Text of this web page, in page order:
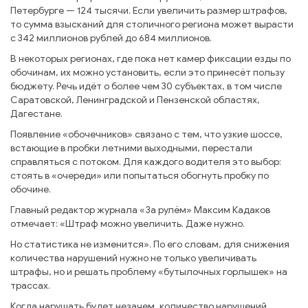
Петербурге — 124 тысячи. Если увеличить размер штрафов,
то сумма взысканий для столичного региона может вырасти
с 342 миллионов рублей до 684 миллионов.
В некоторых регионах, где пока нет камер фиксации езды по
обочинам, их можно установить, если это принесёт пользу
бюджету. Речь идёт о более чем 30 субъектах, в том числе
Саратовской, Ленинградской и Пензенской областях,
Дагестане.
Появление «обочечников» связано с тем, что узкие шоссе,
встающие в пробки летними выходными, перестали
справляться с потоком. Для каждого водителя это выбор:
стоять в «очереди» или попытаться обогнуть пробку по
обочине.
Главный редактор журнала «За рулём» Максим Кадаков
отмечает: «Штраф можно увеличить. Даже нужно.
Но статистика не изменится». По его словам, для снижения
количества нарушений нужно не только увеличивать
штрафы, но и решать проблему «бутылочных горлышек» на
трассах.